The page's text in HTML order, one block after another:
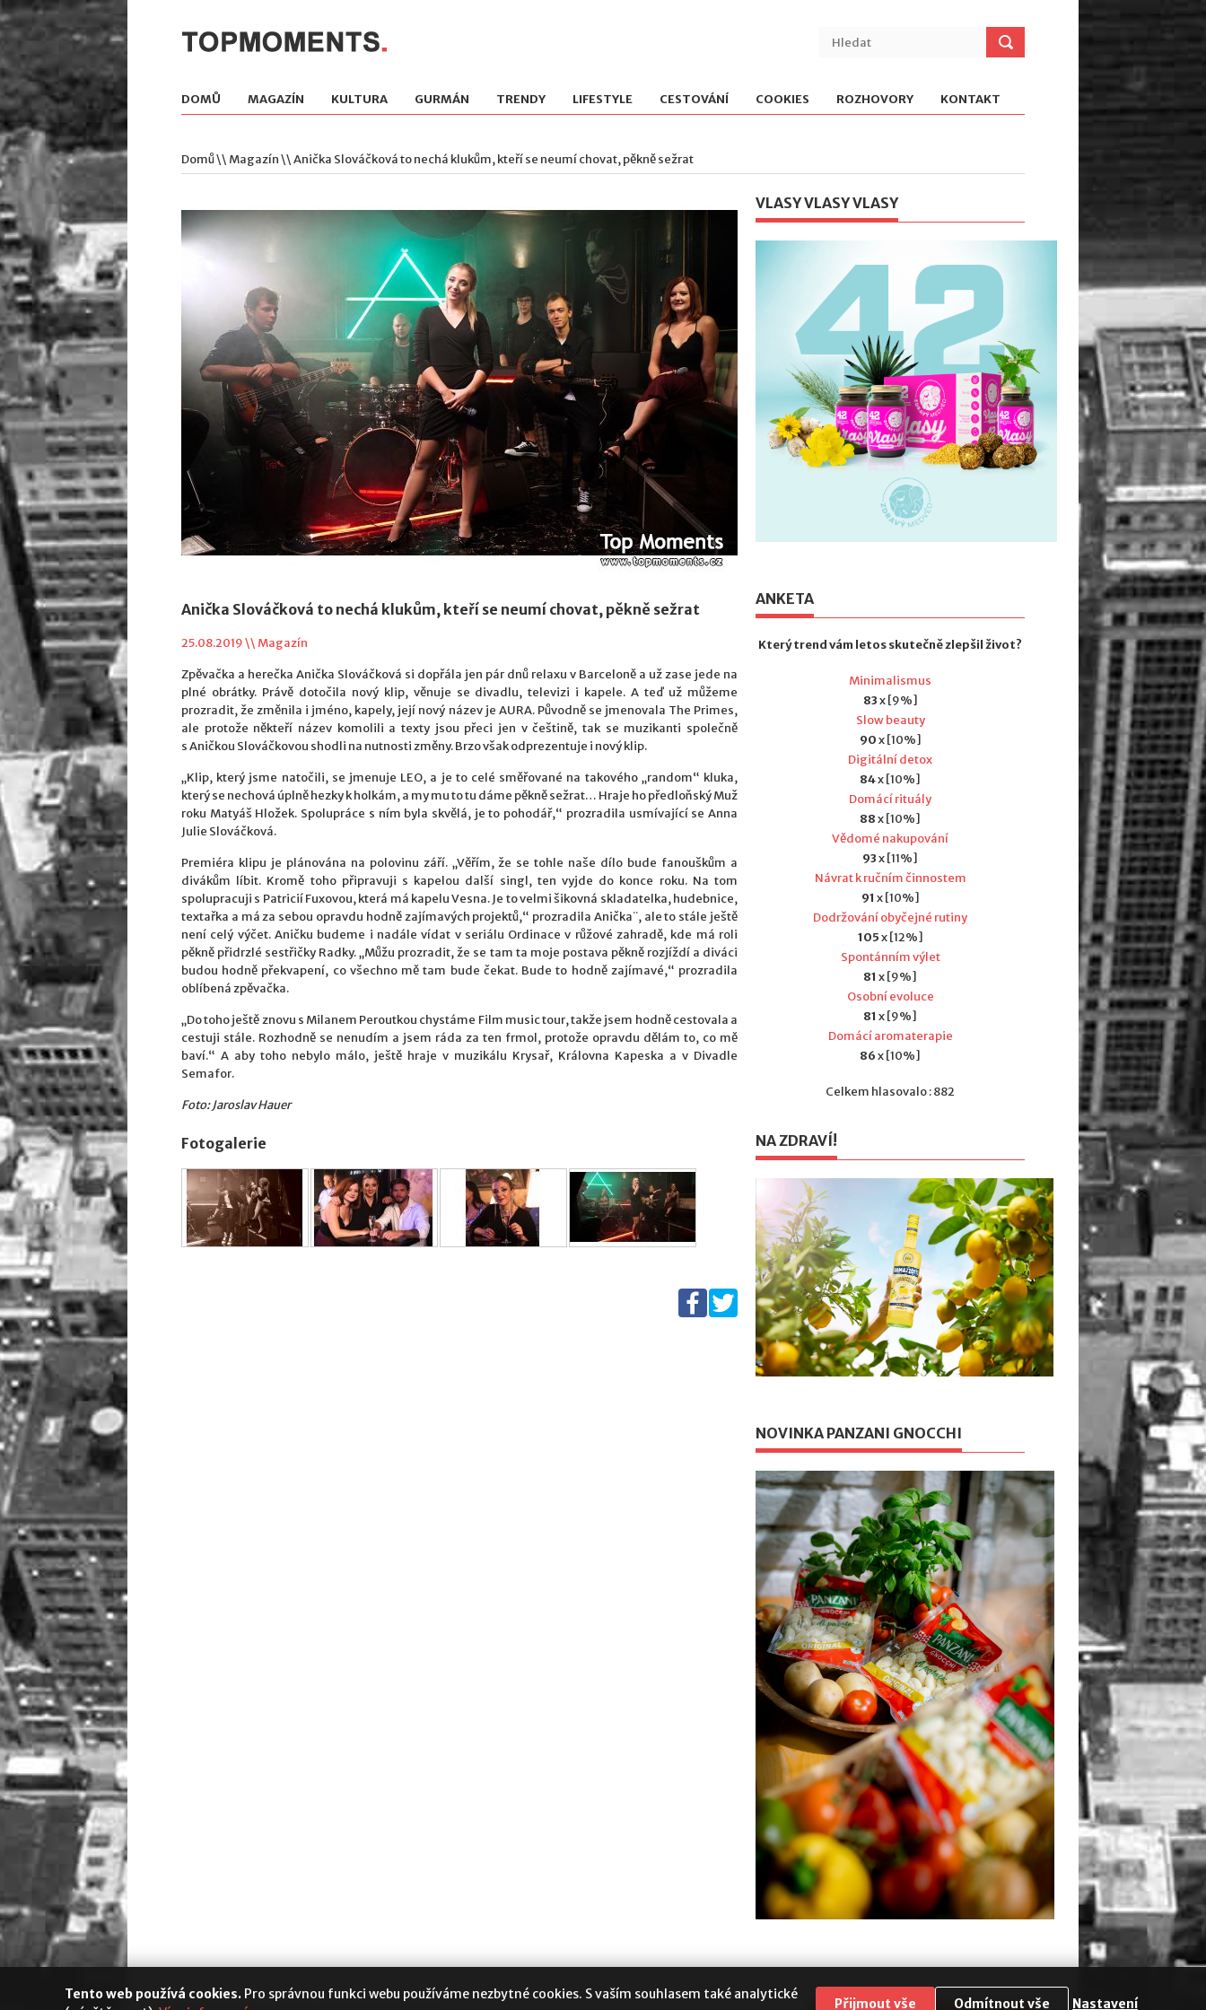
DOMŮ MAGAZÍN KULTURA GURMÁN TRENDY LIFESTYLE CESTOVÁNÍ COOKIES ROZHOVORY KONTAKT
Domů\\ Magazín\\ Anička Slováčková to nechá klukům, kteří se neumí chovat, pěkně sežrat
Anička Slováčková to nechá klukům, kteří se neumí chovat, pěkně sežrat
25.08.2019 \\ Magazín
Zpěvačka a herečka Anička Slováčková si dopřála jen pár dnů relaxu v Barceloně a už zase jede na
plné obrátky. Právě dotočila nový klip, věnuje se divadlu, televizi i kapele. A teď už můžeme
prozradit, že změnila i jméno, kapely, její nový název je AURA. Původně se jmenovala The Primes,
ale protože někteří název komolili a texty jsou přeci jen v češtině, tak se muzikanti společně
s Aničkou Slováčkovou shodli na nutnosti změny. Brzo však odprezentuje i nový klip.
„Klip, který jsme natočili, se jmenuje LEO, a je to celé směřované na takového „random“ kluka,
který se nechová úplně hezky k holkám, a my mu to tu dáme pěkně sežrat… Hraje ho předloňský Muž
roku Matyáš Hložek. Spolupráce s ním byla skvělá, je to pohodář,“ prozradila usmívající se Anna
Julie Slováčková.
Premiéra klipu je plánována na polovinu září. „Věřím, že se tohle naše dílo bude fanouškům a
divákům líbit. Kromě toho připravuji s kapelou další singl, ten vyjde do konce roku. Na tom
spolupracuji s Patricií Fuxovou, která má kapelu Vesna. Je to velmi šikovná skladatelka, hudebnice,
textařka a má za sebou opravdu hodně zajímavých projektů,“ prozradila Anička¨, ale to stále ještě
není celý výčet. Aničku budeme i nadále vídat v seriálu Ordinace v růžové zahradě, kde má roli
pěkně přidrzlé sestřičky Radky. „Můžu prozradit, že se tam ta moje postava pěkně rozjíždí a diváci
budou hodně překvapení, co všechno mě tam bude čekat. Bude to hodně zajímavé,“ prozradila
oblíbená zpěvačka.
„Do toho ještě znovu s Milanem Peroutkou chystáme Film music tour, takže jsem hodně cestovala a
cestuji stále. Rozhodně se nenudím a jsem ráda za ten frmol, protože opravdu dělám to, co mě
baví.“ A aby toho nebylo málo, ještě hraje v muzikálu Krysař, Královna Kapeska a v Divadle
Semafor.
Foto: Jaroslav Hauer
Fotogalerie
VLASY VLASY VLASY
ANKETA
Který trend vám letos skutečně zlepšil život?
Minimalismus
83x [9%]
Slow beauty
90x [10%]
Digitální detox
84x [10%]
Domácí rituály
88x [10%]
Vědomé nakupování
93x [11%]
Návrat k ručním činnostem
91 x [10%]
Dodržování obyčejné rutiny
105x [12%]
Spontánním výlet
81 x [9%]
Osobní evoluce
81 x [9%]
Domácí aromaterapie
86x [10%]
Celkem hlasovalo : 882
NA ZDRAVÍ!
NOVINKA PANZANI GNOCCHI
Tento web používá cookies. Pro správnou funkci webu používáme nezbytné cookies. S vaším souhlasem také analytické
Přijmout vše Odmítnout vše Nastavení